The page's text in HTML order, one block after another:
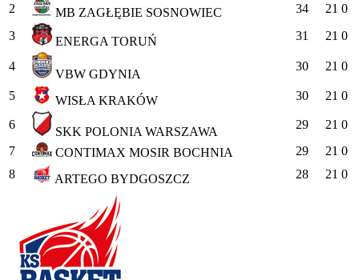
2 MB ZAGŁĘBIE SOSNOWIEC 34 21 0
3
ENERGA TORUŃ 31 21 0
4
VBW GDYNIA
30 21 0
5 WISŁA KRAKÓW 30 21 0
6
SKK POLONIA WARSZAWA
29 21 0
7
CONTIMAX MOSIR BOCHNIA 29 21 0
8
ARTEGO BYDGOSZCZ 28 21 0